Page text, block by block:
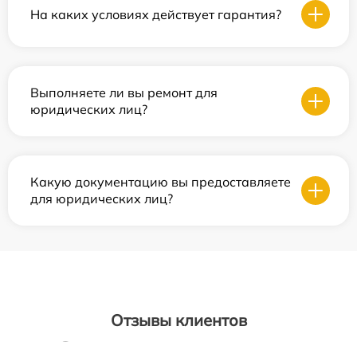
На каких условиях действует гарантия?
Выполняете ли вы ремонт для
юридических лиц?
Какую документацию вы предоставляете
для юридических лиц?
Отзывы клиентов